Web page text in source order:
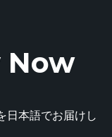
Now
日本語でお届けし